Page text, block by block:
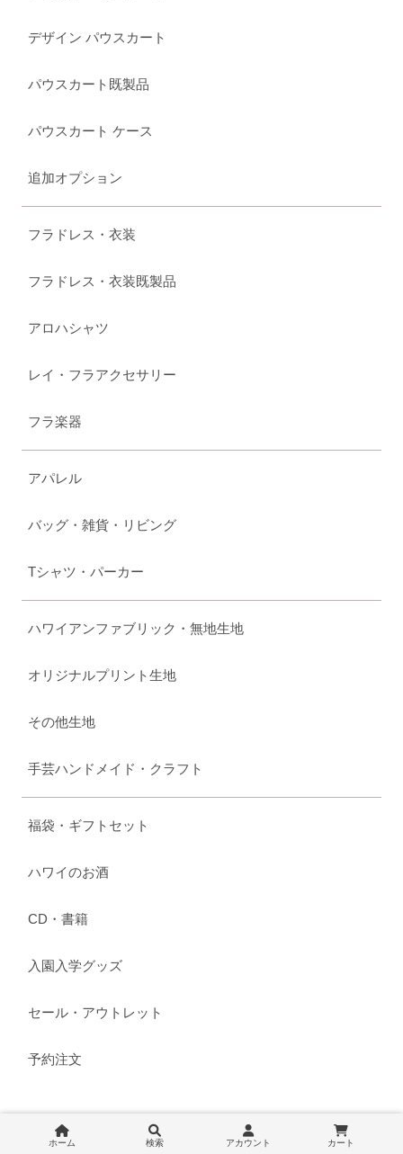
デザイン パウスカート
パウスカート既製品
パウスカート ケース
追加オプション
フラドレス・衣装
フラドレス・衣装既製品
アロハシャツ
レイ・フラアクセサリー
フラ楽器
アパレル
バッグ・雑貨・リビング
Tシャツ・パーカー
ハワイアンファブリック・無地生地
オリジナルプリント生地
その他生地
手芸ハンドメイド・クラフト
福袋・ギフトセット
ハワイのお酒
CD・書籍
入園入学グッズ
セール・アウトレット
予約注文
ショップについて
ホーム 検索 アカウント カート